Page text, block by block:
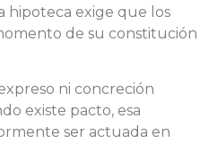
hipoteca exige que los
de su constitución
ni concreción
existe pacto, esa
ser actuada en